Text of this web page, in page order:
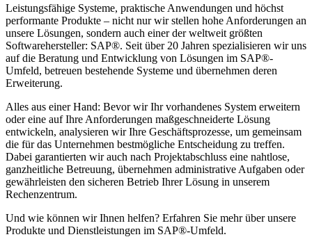
Leistungsfähige Systeme, praktische Anwendungen und höchst
performante Produkte – nicht nur wir stellen hohe Anforderungen an
unsere Lösungen, sondern auch einer der weltweit größten
Softwarehersteller: SAP®. Seit über 20 Jahren spezialisieren wir uns
auf die Beratung und Entwicklung von Lösungen im SAP®-
Umfeld, betreuen bestehende Systeme und übernehmen deren
Erweiterung.
Alles aus einer Hand: Bevor wir Ihr vorhandenes System erweitern
oder eine auf Ihre Anforderungen maßgeschneiderte Lösung
entwickeln, analysieren wir Ihre Geschäftsprozesse, um gemeinsam
die für das Unternehmen bestmögliche Entscheidung zu treffen.
Dabei garantierten wir auch nach Projektabschluss eine nahtlose,
ganzheitliche Betreuung, übernehmen administrative Aufgaben oder
gewährleisten den sicheren Betrieb Ihrer Lösung in unserem
Rechenzentrum.
Und wie können wir Ihnen helfen? Erfahren Sie mehr über unsere
Produkte und Dienstleistungen im SAP®-Umfeld.